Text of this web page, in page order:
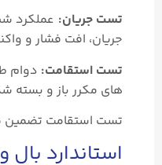
تست جریان: عملکرد
جریان، افت فشار و
تست استقامت: دوام
های مکرر باز و بسته
تست استقامت تضمین
استاندارد بال